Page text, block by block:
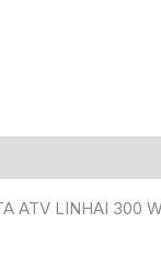
ATV LINHAI 300